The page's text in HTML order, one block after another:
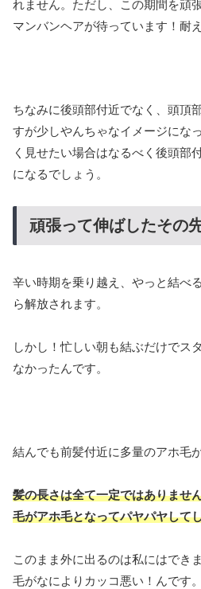
れません。ただし、この期間を頑
マンバンヘアが待っています！耐
ちなみに後頭部付近でなく、頭頂
すが少しやんちゃなイメージにな
く見せたい場合はなるべく後頭部
になるでしょう。
頑張って伸ばしたその
辛い時期を乗り越え、やっと結べ
ら解放されます。
しかし！忙しい朝も結ぶだけでス
なかったんです。
結んでも前髪付近に多量のアホ毛
髪の長さは全て一定ではありませ
毛がアホ毛となってパヤパヤして
このまま外に出るのは私にはでき
毛がなによりカッコ悪い！んです。